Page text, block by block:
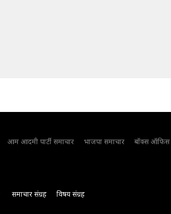
आम आदमी पार्टी समाचार भाजपा समाचार बॉक्स
समाचार संग्रह विषय संग्रह